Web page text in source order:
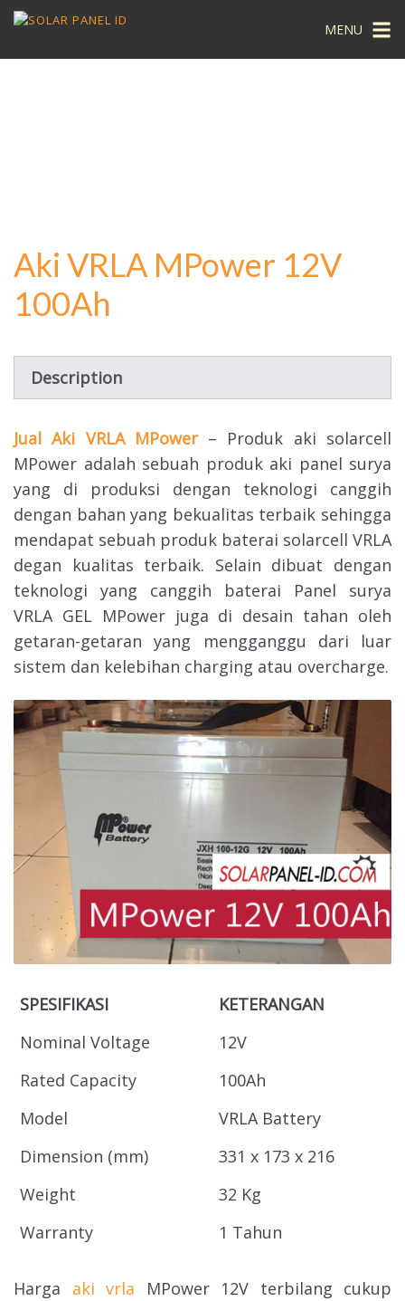
MENU
Aki VRLA MPower 12V
100Ah
Description
Jual Aki VRLA MPower– Produk aki solarcell
MPower adalah sebuah produk aki panel surya
yang di produksi dengan teknologi canggih
dengan bahan yang bekualitas terbaik sehingga
mendapat sebuah produk baterai solarcell VRLA
degan kualitas terbaik. Selain dibuat dengan
teknologi yang canggih baterai Panel surya
VRLA GEL MPower juga di desain tahan oleh
getaran-getaran yang mengganggu dari luar
sistem dan kelebihan charging atau overcharge.
SPESIFIKASI
KETERANGAN
Nominal Voltage
12V
Rated Capacity
100Ah
Model
VRLA Battery
Dimension (mm)
331 x 173 x 216
Weight
32 Kg
Warranty
1 Tahun
Harga aki vrla
MPower 12V terbilang cukup